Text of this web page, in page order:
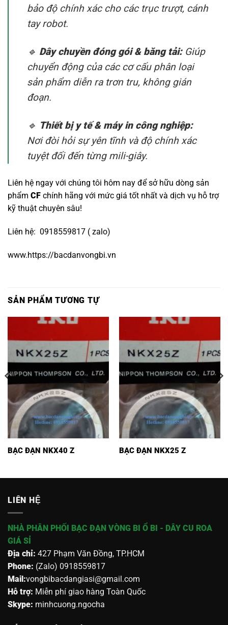
bảo độ chính xác cho các trục trượt, cánh
tay robot.
🔹 Dây chuyền đóng gói & băng tải:Giúp
chuyển động của các cơ cấu phân loại
sản phẩm diễn ra trơn tru, không gián
đoạn.
🔹 Thiết bị y tế & máy in công nghiệp:
Nơi đòi hỏi sự yên tĩnh và độ chính xác
tuyệt đối đến từng mili-giây.
Liên hệ ngay với chúng tôi hôm nay để sở hữu dòng sản
phẩm CF chính hãng với mức giá tốt nhất và dịch vụ hỗ trợ
kỹ thuật chuyên sâu!
Liên hệ: 0918559817 ( zalo)
www.https://bacdanvongbi.vn
SẢN PHẨM TƯƠNG TỰ
BẠC ĐẠN NKX40 Z BẠC ĐẠN NKX25 Z
LIÊN HỆ
NHÀ PHÂN PHỐI BẠC ĐẠN VÒNG BI Ổ BI - DÂY CU ROA
GIÁ SỈ
Địa chỉ: 427 Phạm Văn Đồng, TP.HCM
Phone: (Zalo) 0918559817
Mail:vongbibacdangiasi@gmail.com
Hỗ trợ: Miễn phí giao hàng Toàn Quốc
Skype: minhcuong.ngocha